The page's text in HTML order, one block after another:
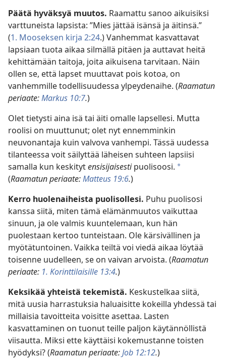
Päätä hyväksyä muutos. Raamattu sanoo aikuisiksi
varttuneista lapsista: ”Mies jättää isänsä ja äitinsä.”
(1. Mooseksen kirja 2:24.) Vanhemmat kasvattavat
lapsiaan tuota aikaa silmällä pitäen ja auttavat heitä
kehittämään taitoja, joita aikuisena tarvitaan. Näin
ollen se, että lapset muuttavat pois kotoa, on
vanhemmille todellisuudessa ylpeydenaihe. (Raamatun
periaate:Markus 10:7.)
Olet tietysti aina isä tai äiti omalle lapsellesi. Mutta
roolisi on muuttunut; olet nyt ennemminkin
neuvonantaja kuin valvova vanhempi. Tässä uudessa
tilanteessa voit säilyttää läheisen suhteen lapsiisi
samalla kun keskitytensisijaisestipuolisoosi. *
(Raamatun periaate:Matteus 19:6.)
Kerro huolenaiheista puolisollesi. Puhu puolisosi
kanssa siitä, miten tämä elämänmuutos vaikuttaa
sinuun, ja ole valmis kuuntelemaan, kun hän
puolestaan kertoo tunteistaan. Ole kärsivällinen ja
myötätuntoinen. Vaikka teiltä voi viedä aikaa löytää
toisenne uudelleen, se on vaivan arvoista. (Raamatun
periaate: 1. Korinttilaisille 13:4.)
Keksikää yhteistä tekemistä. Keskustelkaa siitä,
mitä uusia harrastuksia haluaisitte kokeilla yhdessä tai
millaisia tavoitteita voisitte asettaa. Lasten
kasvattaminen on tuonut teille paljon käytännöllistä
viisautta. Miksi ette käyttäisi kokemustanne toisten
hyödyksi? (Raamatun periaate:Job 12:12.)